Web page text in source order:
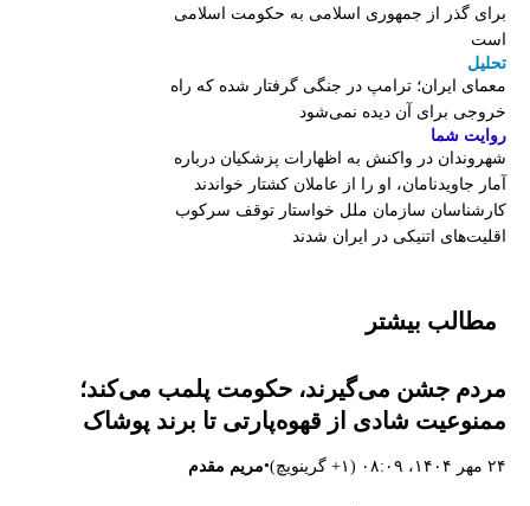
برای گذر از جمهوری اسلامی به حکومت اسلامی
است
تحلیل
معمای ایران؛ ترامپ در جنگی گرفتار شده که راه
خروجی برای آن دیده نمی‌شود
روایت شما
شهروندان در واکنش به اظهارات پزشکیان درباره
آمار جاویدنامان، او را از عاملان کشتار خواندند
کارشناسان سازمان ملل خواستار توقف سرکوب
اقلیت‌های اتنیکی در ایران شدند
مطالب بیشتر
مردم جشن می‌گیرند، حکومت پلمب می‌کند؛
ممنوعیت شادی از قهوه‌پارتی تا برند پوشاک
۲۴ مهر ۱۴۰۴، ۰۸:۰۹ (‎+۱ گرینویچ) •مریم مقدم